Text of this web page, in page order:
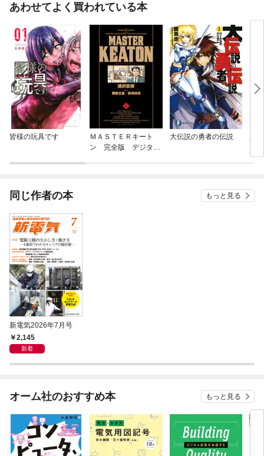
電池(LFP)の動向をはじめ、大規模な「系統用蓄電池」が直面する系統接
を狙う「再生可能エネルギー併設蓄電池」の最前線を解説します。 資源
の多くを海外に依存する日本が「エネルギー自給率100％」という未来を
切り拓くためには、電力を「作る」だけでなく「貯める」技術の確立が不
可欠です。次世代の電力システムを支える蓄電池ビジネスの可能性と、そ
の戦略的な重要性を紐解いていきます。■開発秘話TMEIC世界最高水準と
なる99.0％効率を達成した『６極大形同期モータ』■現場実務・エネテク
太陽光相談所 (53) 黄砂襲来！ 洗浄のベストタイミングと太陽光発電所の
「食物連鎖」特設 雷過電圧低減接地システムの特長と原理・省エネコン
サルに学ぶ！ 省エネ実務実践法 ～エネ管知識もフル活用～ (４) エネル
ギー管理士・現場の電気保安実務 （242） 自家用電気工作物の地絡継電器
How-To（３）・現場で使える便利術 (14) ループ受電方式・変圧器の結線
と第３高調波について・驚き 桃の木 変圧器!? （27） 混触防止板・電力プ
■ライセンス・計算問題から攻略する過去問徹底演習 理論：誘導起電力
系統研究会 (23) 電気技術者は架空を「がくう」と読むの・シン・電気数学
攻略！ (29) 電技・解釈編「電線路の施設（２）」・お悩み解決！ エネ管
Q&A (16) 「情報セキュリティって？」「交流回路でのテブナンの定理の
適用方法を教えてください」 ・電験二種 電気数学夜話 (２) 微分の計
算・電験二種 一次試験突破！ 基礎力アップ講座 （30） 電子理論〈三種
のおさらい〉・電験一・二種 二次試験 対策講座 (３) 「電力・管理」電
力円線図③ 四端子定数【その２】■コラム・科学探求クロニクル(126) 炭
素繊維・スポーツコラム（149） イランは敵国・アメリカでのサッカーW
杯に出場できるか？・電車トリビア（70） 子どもたちからの質問 ～見学
会での一コマ～・工業英語 四方山話（156) electric・SD Forum
あわせてよく買われている本
皆様の玩具です
ＭＡＳＴＥＲキート
ン 完全版 デジタル
大伝説の勇者の伝説
同じ作者の本 もっと見る
新電気2026年7月号
2,145
新着
オーム社のおすすめ本 もっと見る